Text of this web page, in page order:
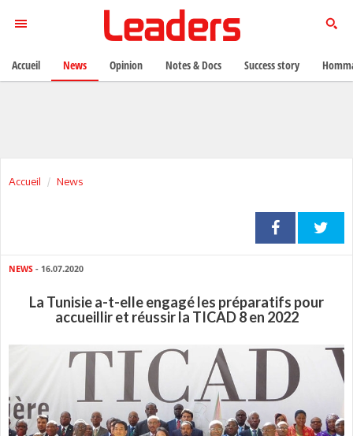
Accueil News
NEWS - 16.07.2020
La Tunisie a-t-elle engagé les préparatifs pour
accueillir et réussir la TICAD 8 en 2022
Accueil News Opinion Notes & Docs Success story